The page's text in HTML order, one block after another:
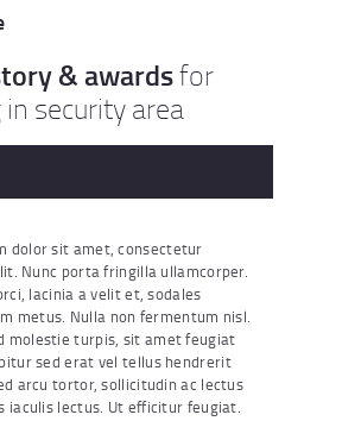
& awardsfor
in security area
dolor sit amet, consectetur
Nunc porta fringilla ullamcorper.
lacinia a velit et, sodales
metus. Nulla non fermentum nisl.
molestie turpis, sit amet feugiat
sed erat vel tellus hendrerit
arcu tortor, sollicitudin ac lectus
iaculis lectus. Ut efficitur feugiat.